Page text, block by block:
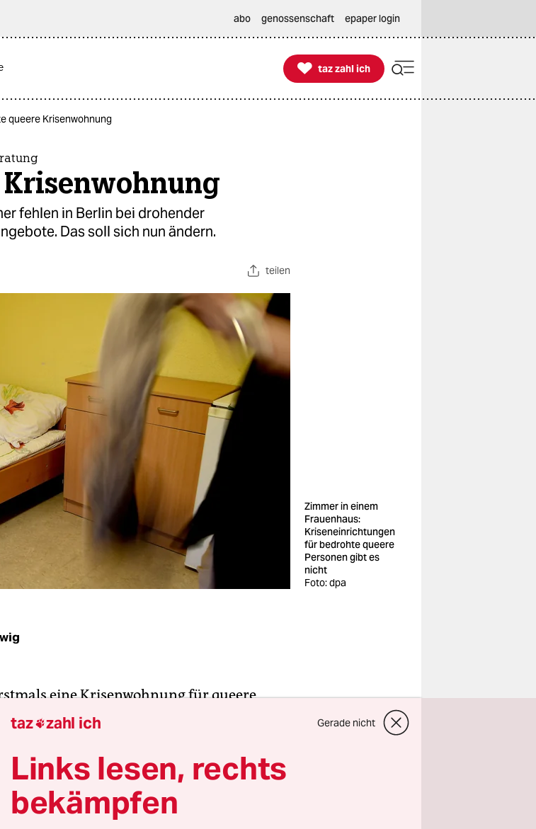
abo genossenschaft epaper login

taz zahl ich
taz zahl ich
queere Krisenwohnung
Krisenwohnung
fehlen in Berlin bei drohender
Das soll sich nun ändern.
teilen
Zimmer in einem
Frauenhaus:
Kriseneinrichtungen
für bedrohte queere
Personen gibt es
nicht
Foto: dpa
eine Krisenwohnung für queere
und Zwangsheirat bedroht sind. Fünf
will der Senat bis Jahresende mit
wie in einem Frauenhaus sollen in
für LSBTI“ Personen anonym
Gewalt im Namen der Ehre
sexuelle Orientierung oder
taz zahl ich Gerade nicht
Links lesen, rechts
bekämpfen